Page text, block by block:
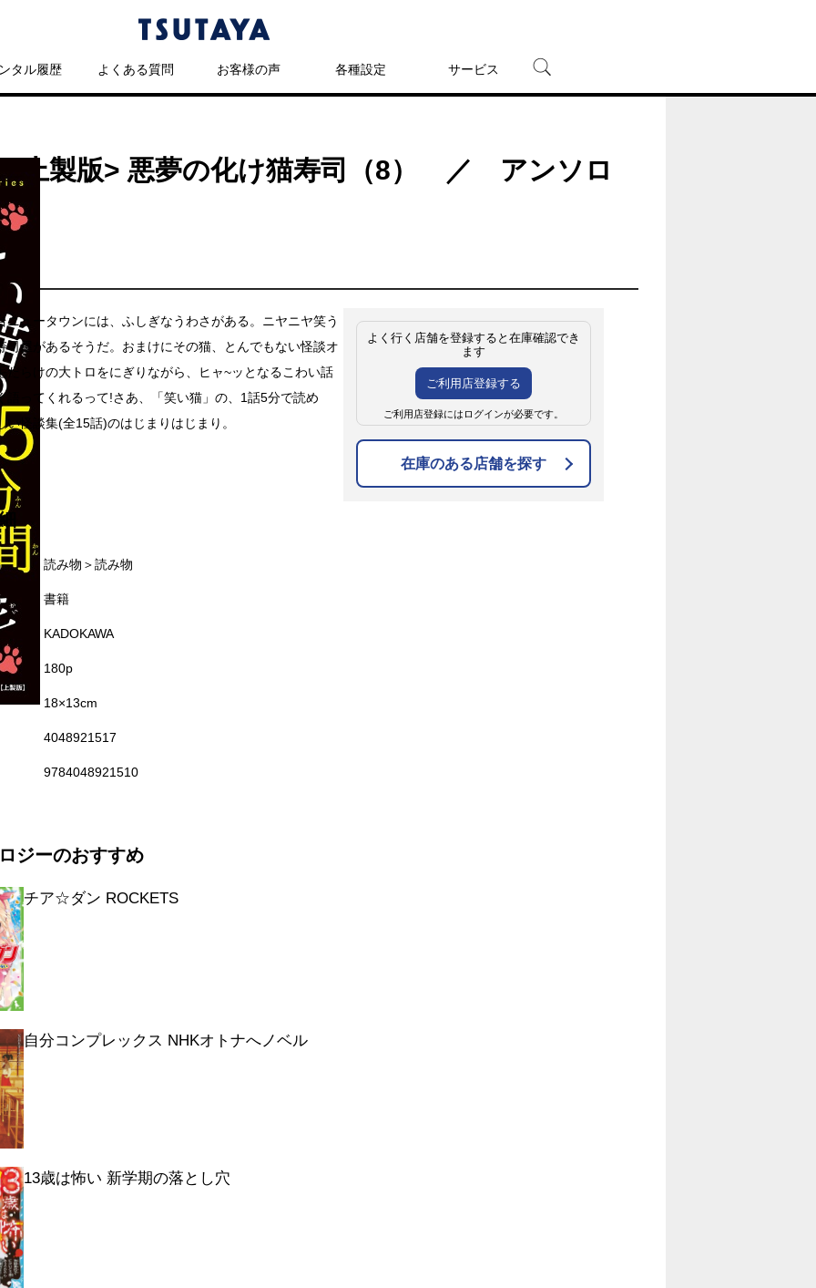
タル履歴 よくある質問 お客様の声 各種設定 サービス
TSUTAYAプレミアムNEXT
<上製版> 悪夢の化け猫寿司（8） ／ アンソロ
ニュータウンには、ふしぎなうわさがある。ニヤニヤ笑う
司屋があるそうだ。おまけにその猫、とんでもない怪談オ
だらけの大トロをにぎりながら、ヒャ~ッとなるこわい話
語ってくれるって!さあ、「笑い猫」の、1話5分で読め
い怪談集(全15話)のはじまりはじまり。
読み物＞読み物
書籍
KADOKAWA
180p
18×13cm
4048921517
9784048921510
ジーのおすすめ
チア☆ダン ROCKETS
自分コンプレックス NHKオトナへノベル
13歳は怖い 新学期の落とし穴
よく行く店舗を登録すると在庫確認でき
ます
ご利用店登録する
ご利用店登録にはログインが必要です。
在庫のある店舗を探す